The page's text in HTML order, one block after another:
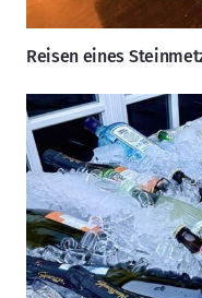
Reisen eines